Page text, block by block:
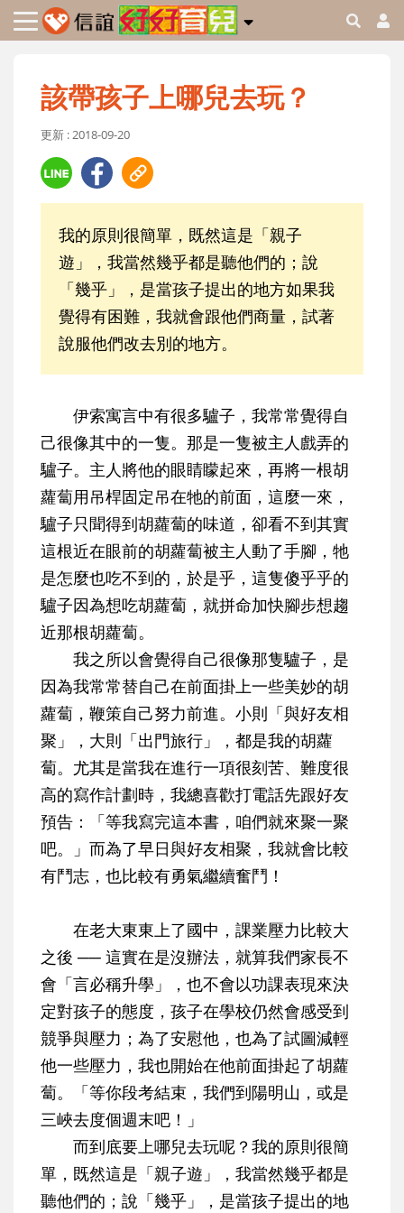
該帶孩子上哪兒去玩？
更新 : 2018-09-20
我的原則很簡單，既然這是「親子
遊」，我當然幾乎都是聽他們的；說
「幾乎」，是當孩子提出的地方如果我
覺得有困難，我就會跟他們商量，試著
說服他們改去別的地方。
伊索寓言中有很多驢子，我常常覺得自
己很像其中的一隻。那是一隻被主人戲弄的
驢子。主人將他的眼睛矇起來，再將一根胡
蘿蔔用吊桿固定吊在牠的前面，這麼一來，
驢子只聞得到胡蘿蔔的味道，卻看不到其實
這根近在眼前的胡蘿蔔被主人動了手腳，牠
是怎麼也吃不到的，於是乎，這隻傻乎乎的
驢子因為想吃胡蘿蔔，就拼命加快腳步想趨
近那根胡蘿蔔。
我之所以會覺得自己很像那隻驢子，是
因為我常常替自己在前面掛上一些美妙的胡
蘿蔔，鞭策自己努力前進。小則「與好友相
聚」，大則「出門旅行」，都是我的胡蘿
蔔。尤其是當我在進行一項很刻苦、難度很
高的寫作計劃時，我總喜歡打電話先跟好友
預告：「等我寫完這本書，咱們就來聚一聚
吧。」而為了早日與好友相聚，我就會比較
有鬥志，也比較有勇氣繼續奮鬥！
在老大東東上了國中，課業壓力比較大
之後 ── 這實在是沒辦法，就算我們家長不
會「言必稱升學」，也不會以功課表現來決
定對孩子的態度，孩子在學校仍然會感受到
競爭與壓力；為了安慰他，也為了試圖減輕
他一些壓力，我也開始在他前面掛起了胡蘿
蔔。「等你段考結束，我們到陽明山，或是
三峽去度個週末吧！」
而到底要上哪兒去玩呢？我的原則很簡
單，既然這是「親子遊」，我當然幾乎都是
聽他們的；說「幾乎」，是當孩子提出的地